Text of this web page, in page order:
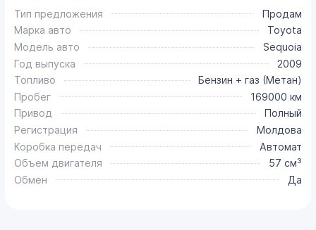
Тип предложения
Продам
Марка авто
Toyota
Модель авто
Sequoia
Год выпуска
2009
Топливо
Бензин + газ (Метан)
Пробег
169000 км
Привод
Полный
Регистрация
Молдова
Коробка передач
Автомат
Объем двигателя
57 см³
Обмен
Да